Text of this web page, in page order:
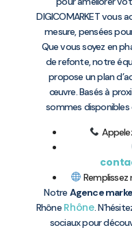
DIGICOMARKET vous
mesure, pensées
Que vous soyez en
de refonte, notre
propose un plan
œuvre. Basés à
sommes disponibles
Notre Agence
Rhône Rhône.
sociaux pour